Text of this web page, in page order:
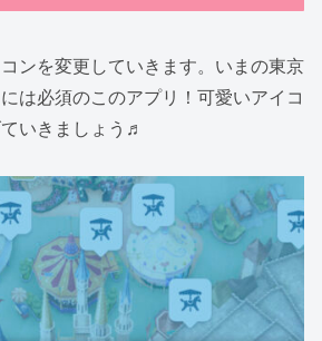
ンを変更していきます。いまの東京
は必須のこのアプリ！可愛いアイコ
いきましょう♬